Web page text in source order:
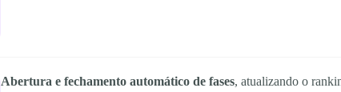
Abertura e fechamento automático de fases, atualizando o